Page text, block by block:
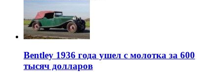
Bentley 1936 года ушел с молотка за 600
тысяч долларов